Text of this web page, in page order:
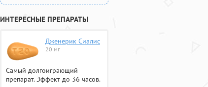
ИНТЕРЕСНЫЕ ПРЕПАРАТЫ
Дженерик Сиалис
20 мг
Самый долгоиграющий
препарат. Эффект до 36 часов.